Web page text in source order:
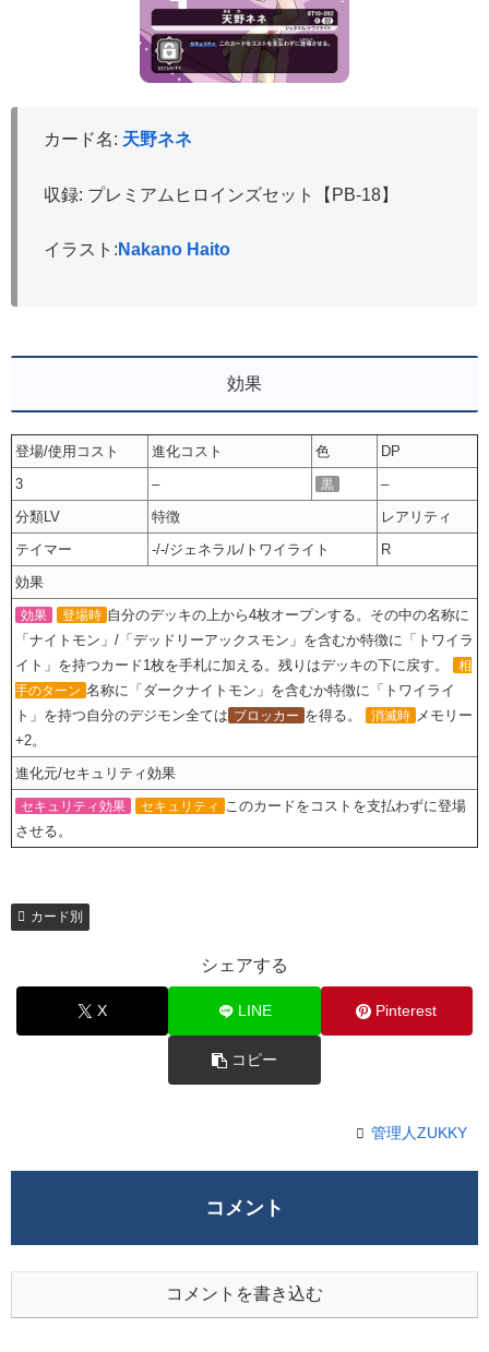
カード名: 天野ネネ
収録: プレミアムヒロインズセット【PB-18】
イラスト: Nakano Haito
効果
登場/使用コスト 進化コスト 色
DP
3
– 黒
–
分類LV
特徴
レアリティ
テイマー
-/-/ジェネラル/トワイライト
R
効果
効果 登場時 自分のデッキの上から4枚オープンする。その中の名称に
「ナイトモン」/「デッドリーアックスモン」を含むか特徴に「トワイラ
イト」を持つカード1枚を手札に加える。残りはデッキの下に戻す。
相
手のターン 名称に「ダークナイトモン」を含むか特徴に「トワイライ
ト」を持つ自分のデジモン全ては ブロッカー を得る。 消滅時 メモリー
+2。
進化元/セキュリティ効果
セキュリティ効果 セキュリティ このカードをコストを支払わずに登場
させる。
カード別
シェアする
X LINE Pinterest
コピー
管理人ZUKKY
コメント
コメントを書き込む